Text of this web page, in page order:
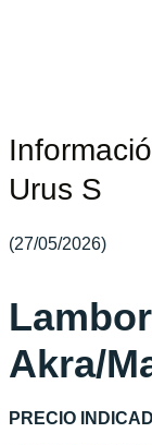
Urus S
(27/05/2026)
Akra/
PRECIO